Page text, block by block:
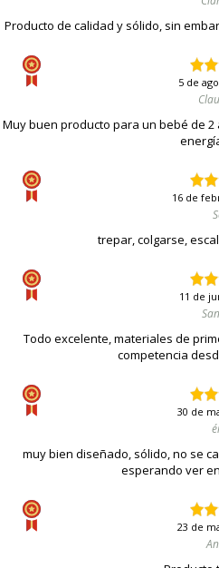
Producto de calidad y sólido, sin
5 de
Muy buen producto para un bebé de
16 de
trepar, colgarse,
11 de
Todo excelente, materiales de
competencia
30 de
muy bien diseñado, sólido, no se
esperando ver
23 de